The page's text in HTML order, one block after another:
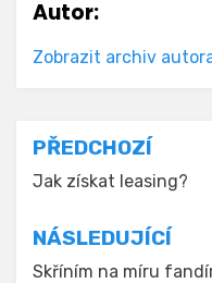
Autor:
Zobrazit archiv
Navigace
pro
příspěvek
PŘEDCHOZÍ
Jak získat leasing?
NÁSLEDUJÍCÍ
Skříním na míru